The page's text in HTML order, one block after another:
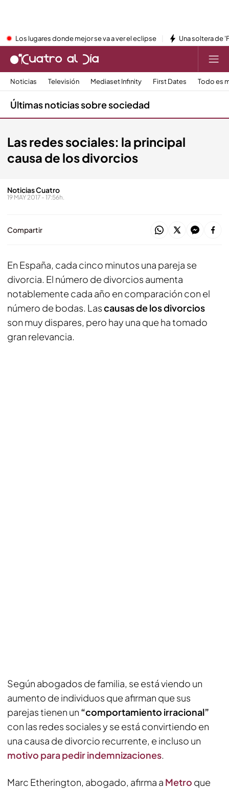
Los lugares donde mejor se va a ver el eclipse Una soltera de
Noticias Televisión Mediaset Infinity First Dates Todo es
Últimas noticias sobre sociedad
Las redes sociales: la principal
causa de los divorcios
Noticias Cuatro
19 MAY 2017 - 17:56h.
Compartir
En España, cada cinco minutos una pareja se
divorcia. El número de divorcios aumenta
notablemente cada año en comparación con el
número de bodas. Lascausas de los divorcios
son muy dispares, pero hay una que ha tomado
gran relevancia.
Según abogados de familia, se está viendo un
aumento de individuos que afirman que sus
parejas tienen un “comportamiento irracional”
con las redes sociales y se está convirtiendo en
una causa de divorcio recurrente, e incluso un
motivo para pedir indemnizaciones.
Marc Etherington, abogado, afirma a Metro que